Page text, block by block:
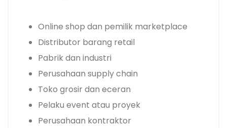
Online shop dan pemilik marketplace
Distributor barang retail
Pabrik dan industri
Perusahaan supply chain
Toko grosir dan eceran
Pelaku event atau proyek
Perusahaan kontraktor